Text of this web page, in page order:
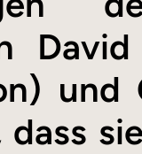
und
dass